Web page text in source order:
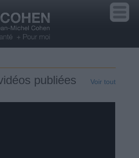
publiées Voir tout